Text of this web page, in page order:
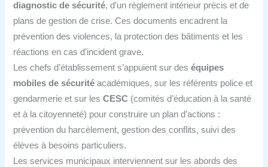
diagnostic de sécurité, d’un règlement intérieur précis et de
plans de gestion de crise. Ces documents encadrent la
prévention des violences, la protection des bâtiments et les
réactions en cas d’incident grave.
Les chefs d’établissement s’appuient sur deséquipes
mobiles de sécurité académiques, sur les référents police et
gendarmerie et sur lesCESC (comités d’éducation à la santé
et à la citoyenneté) pour construire un plan d’actions :
prévention du harcèlement, gestion des conflits, suivi des
élèves à besoins particuliers.
Les services municipaux interviennent sur les abords des